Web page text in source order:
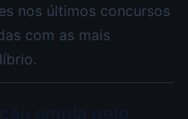
nos últimos concursos
com as mais